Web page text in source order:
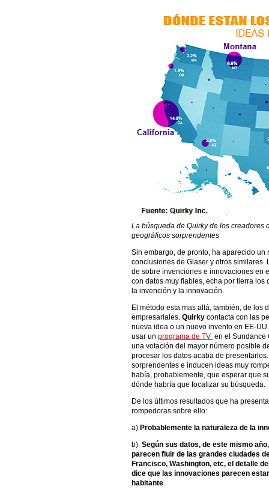
La búsqueda de Quirky de los creadores
geográficos sorprendentes
Sin embargo, de pronto, ha aparecido
conclusiones de Glaser y otros similares.
de sobre invenciones e innovaciones en
con datos muy fiables, echa por tierra los
la invención y la innovación.
El método esta mas allá, también, de los
empresariales. Quirky contacta con las
nueva idea o un nuevo invento en EE-
usar un programa de TV en el Sundance
una votación del mayor número posible
procesar los datos acaba de
sorprendentes e inducen ideas muy
había, probablemente, que esperar que
dónde habría que focalizar su búsqueda.
De los últimos resultados que ha
rompedoras sobre ello:
a) Probablemente la naturaleza de la
b) Según sus datos, de este mismo
parecen fluir de las grandes ciudades
Francisco, Washington, etc, el detalle
dice que las innovaciones parecen
habitante.